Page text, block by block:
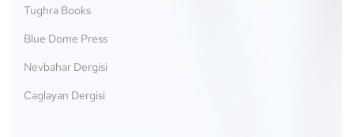
Tughra Books
Blue Dome Press
Nevbahar Dergisi
Caglayan Dergisi